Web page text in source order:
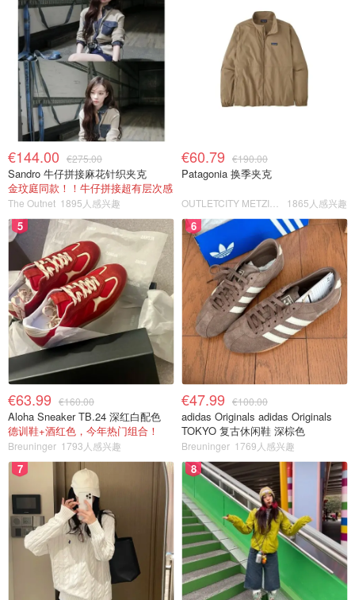
€144.00 €275.00
Sandro 牛仔拼接麻花针织夹克
金玟庭同款！！牛仔拼接超有层次感
The Outnet 1895人感兴趣
€60.79 €190.00
Patagonia 换季夹克
1865人感兴趣
5
€63.99 €160.00
Aloha Sneaker TB.24 深红白配色
德训鞋+酒红色，今年热门组合！
Breuninger 1793人感兴趣
6
€47.99 €100.00
adidas Originals adidas Originals
TOKYO 复古休闲鞋 深棕色
Breuninger 1769人感兴趣
7 8